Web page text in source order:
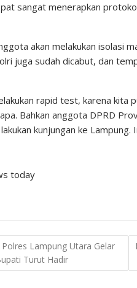
sangat menerapkan
akan melakukan isolasi
juga sudah dicabut, dan
rapid test, karena
Bahkan anggota DPRD
kunjungan ke
today
Lampung Utara Gelar
Turut Hadir